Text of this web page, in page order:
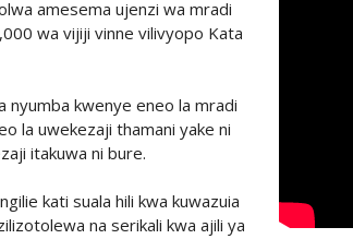
amesema ujenzi wa mradi
wa vijiji vinne vilivyopo Kata
nyumba kwenye eneo la mradi
la uwekezaji thamani yake ni
itakuwa ni bure.
kati suala hili kwa kuwazuia
na serikali kwa ajili ya